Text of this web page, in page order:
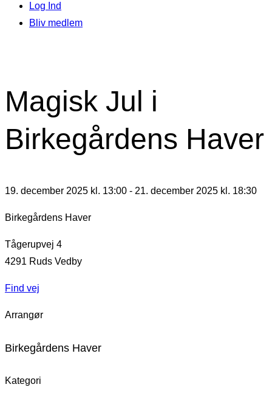
Log Ind
Bliv medlem
Magisk Jul i
Birkegårdens Haver
19. december 2025 kl. 13:00 - 21. december 2025 kl. 18:30
Birkegårdens Haver
Tågerupvej 4
4291 Ruds Vedby
Find vej
Arrangør
Birkegårdens Haver
Kategori